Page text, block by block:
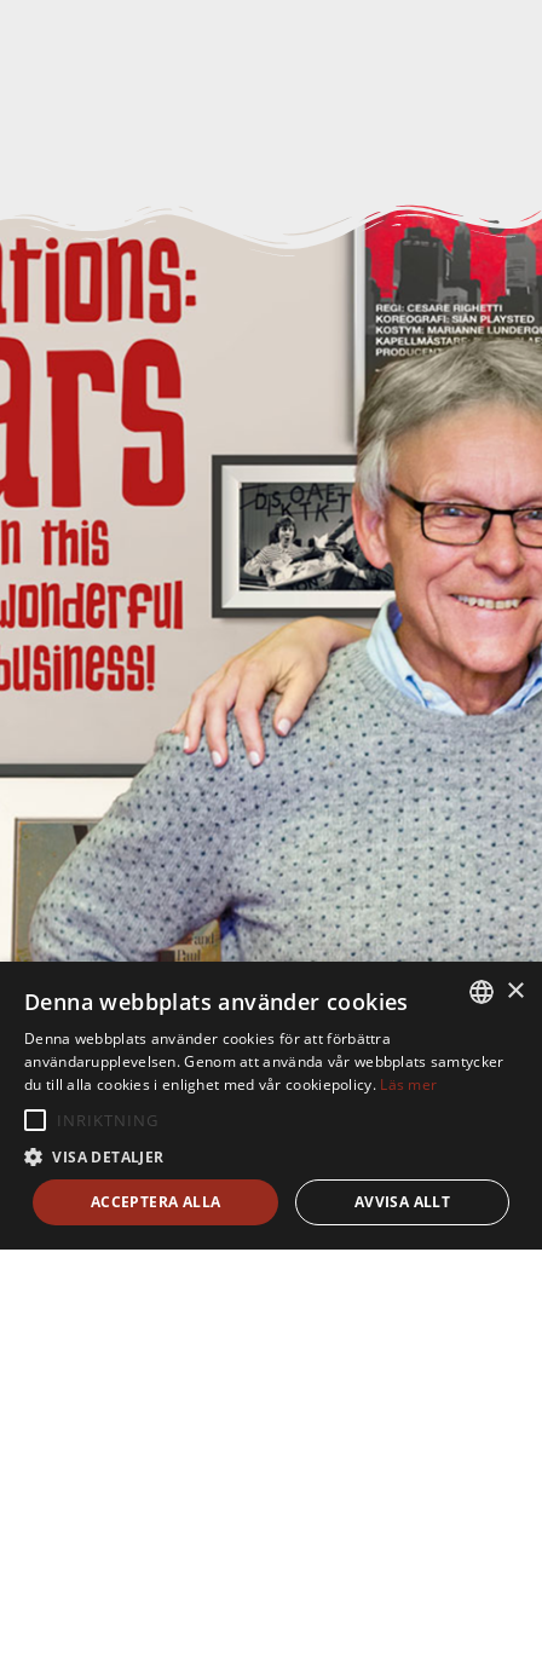
SWEDISH
×
Denna webbplats använder cookies
Denna webbplats använder cookies för att förbättra
användarupplevelsen. Genom att använda vår webbplats samtycker
du till alla cookies i enlighet med vår cookiepolicy. Läs mer
INRIKTNING
VISA DETALJER
ACCEPTERA ALLA AVVISA ALLT